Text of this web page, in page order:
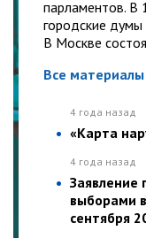
парламентов. В
городские
В Москве
Все
4 года назад
«Карта
4 года назад
Заявление
выборами
сентября